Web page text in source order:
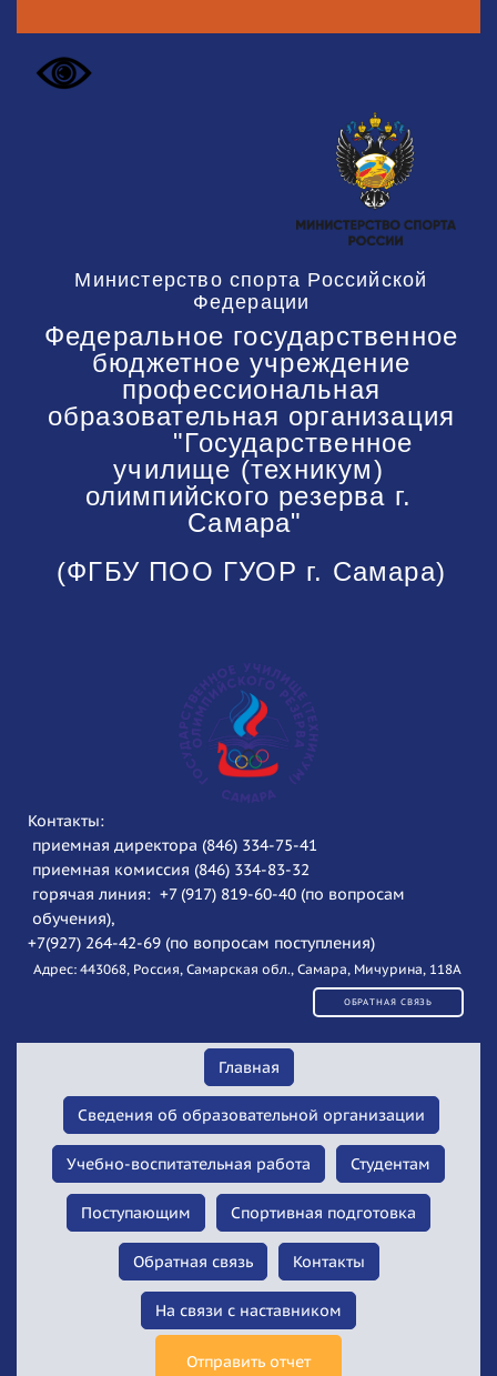
Министерство спорта Российской
Федерации
Федеральное государственное
бюджетное учреждение
профессиональная
образовательная организация
"Государственное
училище (техникум)
олимпийского резерва г.
Самара"
(ФГБУ ПОО ГУОР г. Самара)
Контакты:
приемная директора (846) 334-75-41
приемная комиссия (846) 334-83-32
горячая линия: +7 (917) 819-60-40 (по вопросам
обучения),
+7(927) 264-42-69 (по вопросам поступления)
Адрес: 443068, Россия, Самарская обл., Самара, Мичурина, 118А
ОБРАТНАЯ СВЯЗЬ
Главная
Сведения об образовательной организации
Учебно-воспитательная работа Студентам
Поступающим Спортивная подготовка
Обратная связь Контакты
На связи с наставником
Отправить отчет